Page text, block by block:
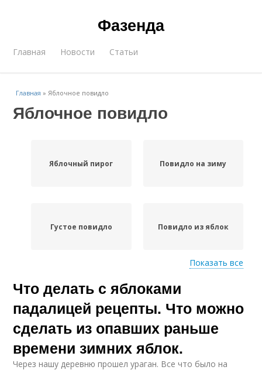
Фазенда
Главная Новости Статьи
Главная »Яблочное повидло
Яблочное повидло
Яблочный пирог Повидло на зиму
Густое повидло Повидло из яблок
Повидло через
мясорубку
Жидкое повидло
Повидло для начинки Яблочное пюре
Показать все
Что делать с яблоками
падалицей рецепты. Что можно
сделать из опавших раньше
времени зимних яблок.
Через нашу деревню прошел ураган. Все что было на